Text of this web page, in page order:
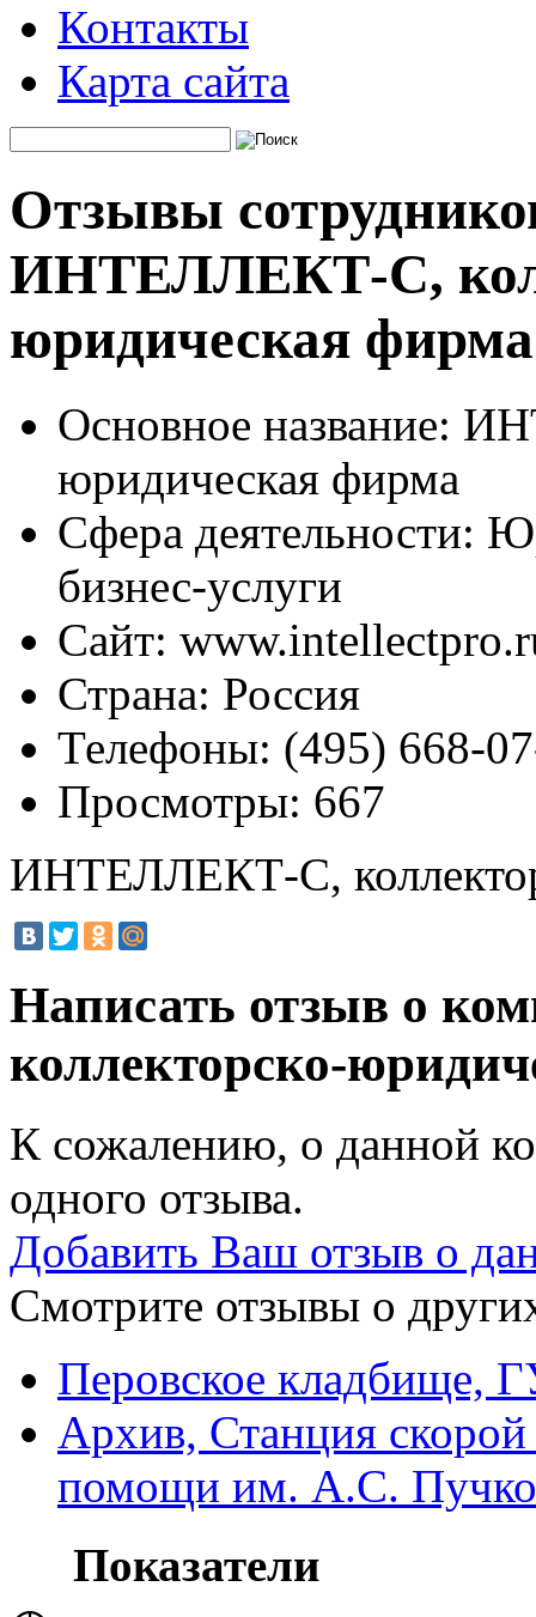
Контакты
Карта сайта
Отзывы
ИНТЕЛЛЕКТ-С,
юридическая фирма
Основное название:
юридическая фирма
Сфера деятельности:
бизнес-услуги
Сайт:
Страна: Россия
Телефоны: (495) 668-
Просмотры: 667
ИНТЕЛЛЕКТ-С,
Написать отзыв о
коллекторско-
К сожалению, о данной
одного отзыва.
Добавить Ваш отзыв о
Смотрите отзывы о
Перовское кладбище,
Архив, Станция
помощи им. А.С.
Показатели